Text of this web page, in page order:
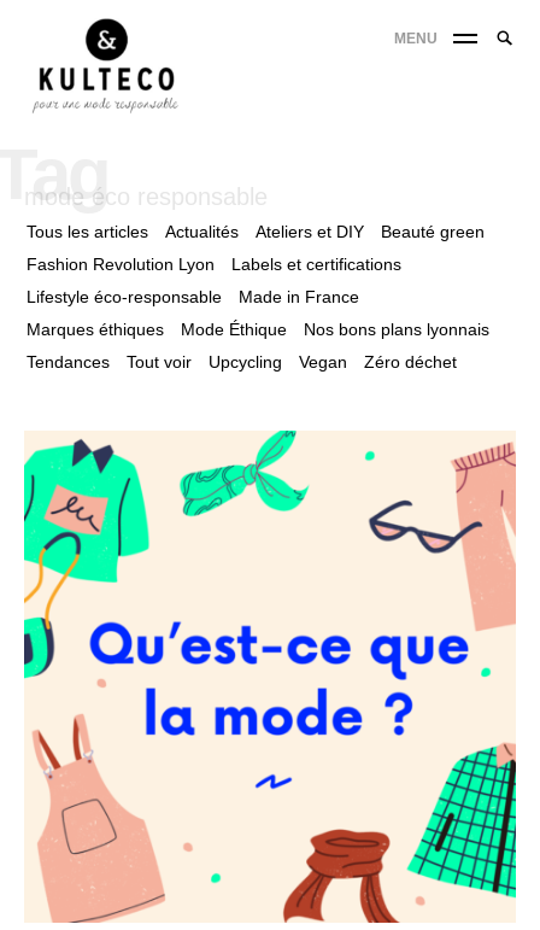
MENU
mode éco responsable
Tous les articles Actualités Ateliers et DIY
Beauté green
Fashion Revolution Lyon
Labels et certifications
Lifestyle éco-responsable
Made in France
Marques éthiques
Mode Éthique
Nos bons plans lyonnais
Tendances
Tout voir Upcycling Vegan Zéro déchet